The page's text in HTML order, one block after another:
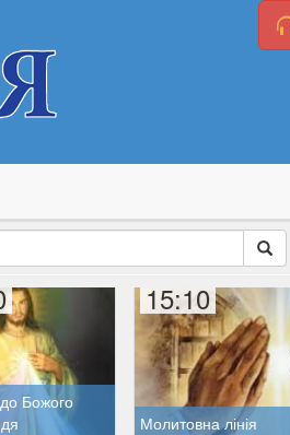
Божого
15:10
Молитовна лінія